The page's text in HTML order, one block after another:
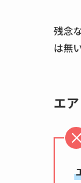
残念
は無
エ